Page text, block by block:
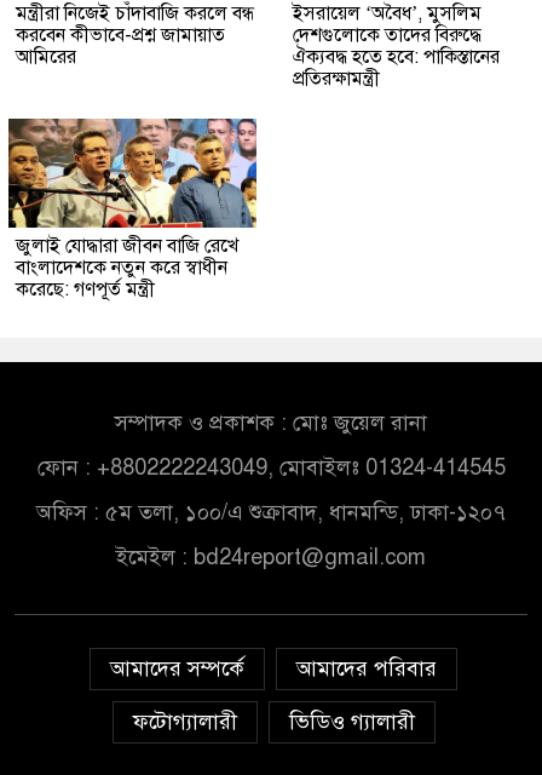
মন্ত্রীরা নিজেই চাঁদাবাজি করলে বন্ধ
করবেন কীভাবে-প্রশ্ন জামায়াত
আমিরের
ইসরায়েল ‘অবৈধ’, মুসলিম
দেশগুলোকে তাদের বিরুদ্ধে
ঐক্যবদ্ধ হতে হবে: পাকিস্তানের
প্রতিরক্ষামন্ত্রী
জুলাই যোদ্ধারা জীবন বাজি রেখে
বাংলাদেশকে নতুন করে স্বাধীন
করেছে: গণপূর্ত মন্ত্রী
সম্পাদক ও প্রকাশক : মোঃ জুয়েল রানা
ফোন : +8802222243049, মোবাইলঃ 01324-414545
অফিস : ৫ম তলা, ১০০/এ শুক্রাবাদ, ধানমন্ডি, ঢাকা-১২০৭
ইমেইল : bd24report@gmail.com
আমাদের সম্পর্কে
আমাদের পরিবার
ফটোগ্যালারী
ভিডিও গ্যালারী